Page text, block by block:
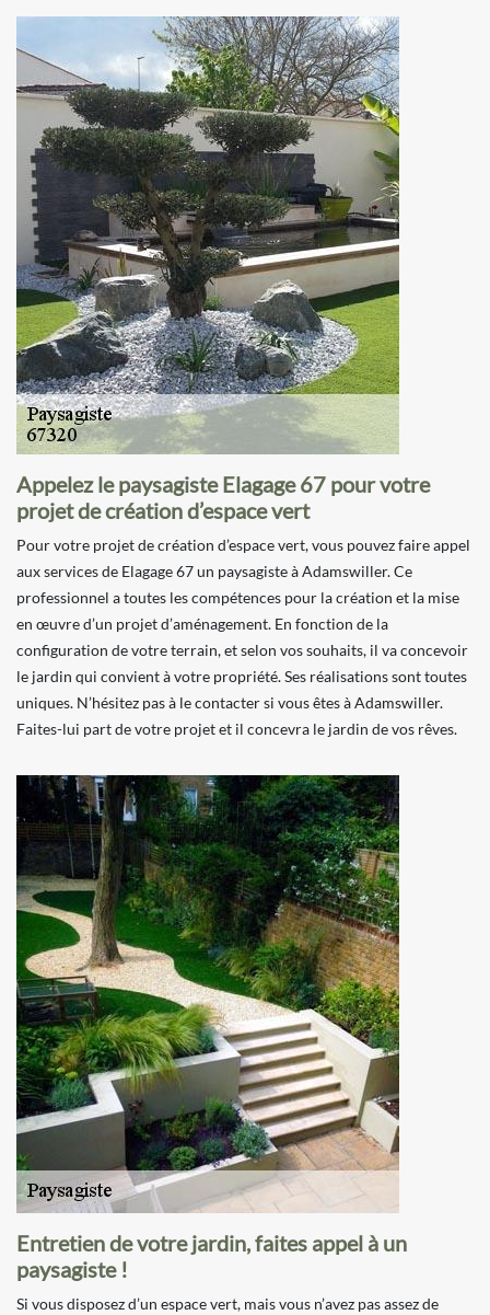
Appelez le paysagiste Elagage 67 pour votre
projet de création d’espace vert
Pour votre projet de création d’espace vert, vous pouvez faire appel
aux services de Elagage 67 un paysagiste à Adamswiller. Ce
professionnel a toutes les compétences pour la création et la mise
en œuvre d’un projet d’aménagement. En fonction de la
configuration de votre terrain, et selon vos souhaits, il va concevoir
le jardin qui convient à votre propriété. Ses réalisations sont toutes
uniques. N’hésitez pas à le contacter si vous êtes à Adamswiller.
Faites-lui part de votre projet et il concevra le jardin de vos rêves.
Entretien de votre jardin, faites appel à un
paysagiste !
Si vous disposez d’un espace vert, mais vous n’avez pas assez de